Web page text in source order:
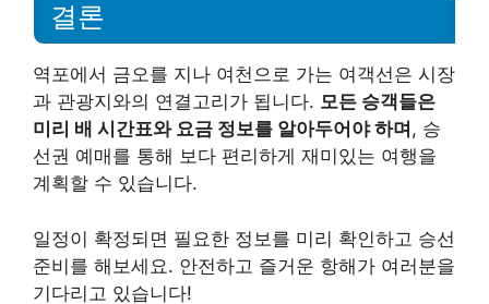
결론
역포에서 금오를 지나 여천으로 가는 여객선은 시장
과 관광지와의 연결고리가 됩니다. 모든 승객들은
미리 배 시간표와 요금 정보를 알아두어야 하며 , 승
선권 예매를 통해 보다 편리하게 재미있는 여행을
계획할 수 있습니다.
일정이 확정되면 필요한 정보를 미리 확인하고 승선
준비를 해보세요. 안전하고 즐거운 항해가 여러분을
기다리고 있습니다!